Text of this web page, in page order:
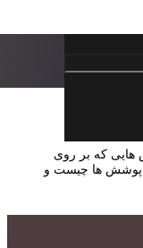
هایی که بر روی
پوشش ها چیست و